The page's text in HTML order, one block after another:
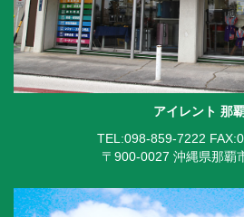
アイレント 那
TEL:098-859-7222
〒900-0027 沖縄県那覇